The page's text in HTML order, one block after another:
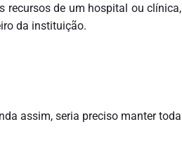
recursos de um hospital ou clínica,
da instituição.
assim, seria preciso manter toda